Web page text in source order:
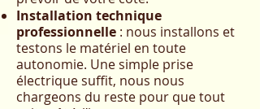
Installation technique
professionnelle : nous installons et
testons le matériel en toute
autonomie. Une simple prise
électrique suffit, nous nous
chargeons du reste pour que tout